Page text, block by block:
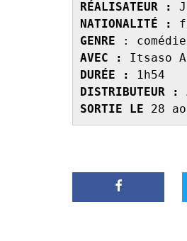
RÉALISATEUR :
NATIONALITÉ :
GENRE
AVEC :
DURÉE :
DISTRIBUTEUR :
SORTIE LE 28